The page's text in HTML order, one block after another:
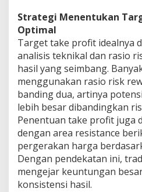
Strategi Menentukan
Optimal
Target take profit idealnya
analisis teknikal dan rasio
hasil yang seimbang.
menggunakan rasio risk
banding dua, artinya
lebih besar dibandingkan
Penentuan take profit juga
dengan area resistance
pergerakan harga
Dengan pendekatan ini,
mengejar keuntungan
konsistensi hasil.